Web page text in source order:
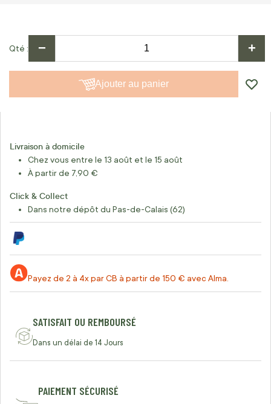
Qté − +
Ajouter au panier
Livraison à domicile
Chez vous entre le 13 août et le 15 août
À partir de 7,90 €
Click & Collect
Dans notre dépôt du Pas-de-Calais (62)
Payez de 2 à 4x par CB à partir de 150 € avec Alma.
SATISFAIT OU REMBOURSÉ
Dans un délai de 14 Jours
PAIEMENT SÉCURISÉ